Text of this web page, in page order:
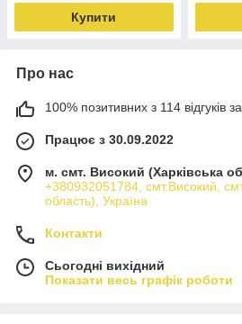
Купити
Про нас
100% позитивних з 114 відгуків за
Працює з 30.09.2022
м. смт. Високий (Харківська
+380932051784, смт.Високий,
область), Україна
Контакти
Сьогодні вихідний
Показати весь графік роботи